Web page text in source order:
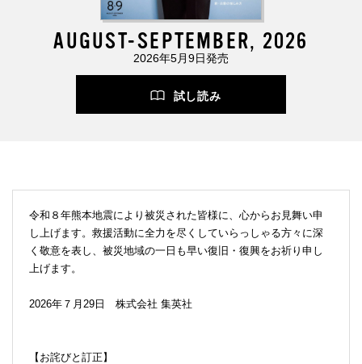
AUGUST-SEPTEMBER, 2026
2026年5月9日発売
試し読み
令和８年熊本地震により被災された皆様に、心からお見舞い申
し上げます。救援活動に全力を尽くしていらっしゃる方々に深
く敬意を表し、被災地域の一日も早い復旧・復興をお祈り申し
上げます。
2026年７月29日 株式会社 集英社
【お詫びと訂正】